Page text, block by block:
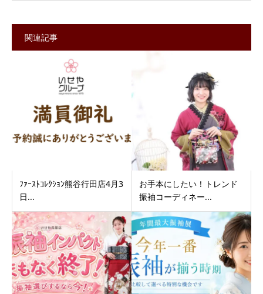
関連記事
ﾌｧｰｽﾄｺﾚｸｼｮﾝ熊谷行田店4月3
日...
お手本にしたい！トレンド
振袖コーディネー...